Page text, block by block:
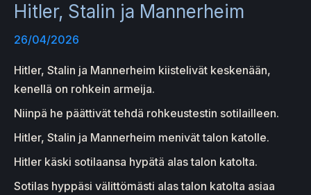
Hitler, Stalin ja Mannerheim
26/04/2026
Hitler, Stalin ja Mannerheim kiistelivät keskenään,
kenellä on rohkein armeija.
Niinpä he päättivät tehdä rohkeustestin sotilailleen.
Hitler, Stalin ja Mannerheim menivät talon katolle.
Hitler käski sotilaansa hypätä alas talon katolta.
Sotilas hyppäsi välittömästi alas talon katolta asiaa